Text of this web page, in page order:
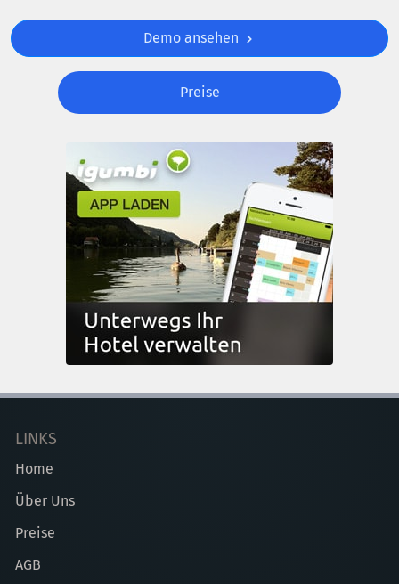
Demo ansehen
Preise
LINKS
Home
Über Uns
Preise
AGB